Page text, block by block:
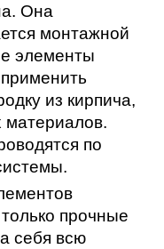
Она
монтажной
элементы
из кирпича,
материалов.
по
прочные
себя всю